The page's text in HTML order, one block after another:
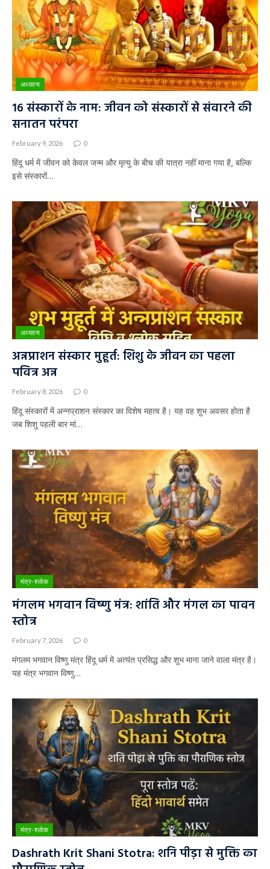
अध्यात्म
16 संस्कारों के नाम: जीवन को संस्कारों से संवारने की
सनातन परंपरा
February 9, 2026 0
हिंदू धर्म में जीवन को केवल जन्म और मृत्यु के बीच की यात्रा नहीं माना गया है, बल्कि
इसे संस्कारों…
अध्यात्म
अन्नप्राशन संस्कार मुहूर्त: शिशु के जीवन का पहला
पवित्र अन्न
February 8, 2026 0
हिंदू संस्कारों में अन्नप्राशन संस्कार का विशेष महत्व है। यह वह शुभ अवसर होता है
जब शिशु पहली बार मां…
मंत्र-श्लोक
मंगलम भगवान विष्णु मंत्र: शांति और मंगल का पावन
स्तोत्र
February 7, 2026 0
मंगलम भगवान विष्णु मंत्र हिंदू धर्म में अत्यंत प्रसिद्ध और शुभ माना जाने वाला मंत्र है।
यह मंत्र भगवान विष्णु…
मंत्र-श्लोक
Dashrath Krit Shani Stotra: शनि पीड़ा से मुक्ति का